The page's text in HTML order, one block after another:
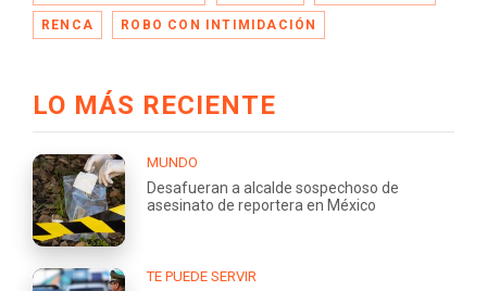
RENCA ROBO CON INTIMIDACIÓN
LO MÁS RECIENTE
MUNDO
Desafueran a alcalde sospechoso de
asesinato de reportera en México
TE PUEDE SERVIR